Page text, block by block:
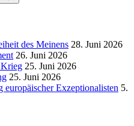
des Meinens 28. Juni 2026
26. Juni 2026
Krieg 25. Juni 2026
25. Juni 2026
Exzeptionalisten 5.